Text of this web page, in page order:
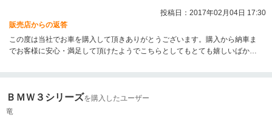
投稿日：2017年02月04日 17:30
販売店からの返答
この度は当社でお車を購入して頂きありがとうございます。購入から納車ま
でお客様に安心・満足して頂けたようでこちらとしてもとても嬉しいばかり
絡くださいませ。
ＢＭＷ３シリーズを購入したユーザー
竜